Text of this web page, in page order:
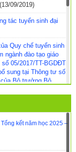
(13/09/2019)
tác tuyển sinh đại
Quy chế tuyển sinh
ngành đào tạo giáo
05/2017/TT-BGDĐT
sung tại Thông tư số
Bộ trưởng Bộ
quy; tuyển sinh
tạo giáo viên hệ chính
kết năm học 2025 –